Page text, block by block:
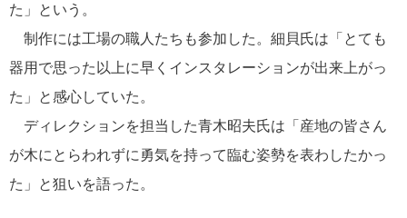
た」という。
制作には工場の職人たちも参加した。細貝氏は「とても
器用で思った以上に早くインスタレーションが出来上がっ
た」と感心していた。
ディレクションを担当した青木昭夫氏は「産地の皆さん
が木にとらわれずに勇気を持って臨む姿勢を表わしたかっ
た」と狙いを語った。